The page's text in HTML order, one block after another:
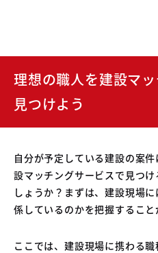
理想の職人を建設マ
見つけよう
自分が予定している建設の案
設マッチングサービスで見つ
しょうか？まずは、建設現場
係しているのかを把握すること
ここでは、建設現場に携わる